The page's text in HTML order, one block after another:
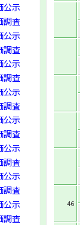
公示
調査
公示
調査
公示
調査
公示
調査
公示
調査
公示
調査
公示
調査
公示
調査
46